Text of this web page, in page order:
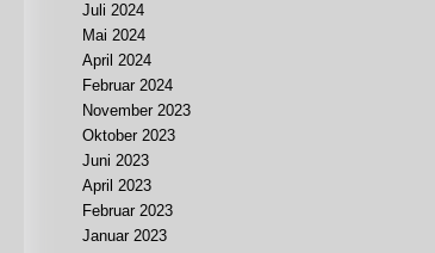
Juli 2024
Mai 2024
April 2024
Februar 2024
November 2023
Oktober 2023
Juni 2023
April 2023
Februar 2023
Januar 2023